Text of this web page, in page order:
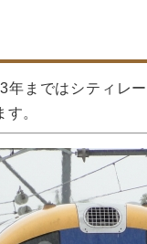
まではシティレ
。